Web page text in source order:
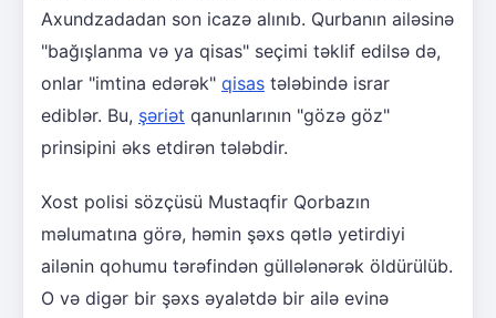
Axundzadadan son icazə alınıb. Qurbanın ailəsinə
"bağışlanma və ya qisas" seçimi təklif edilsə də,
onlar "imtina edərək" qisas tələbində israr
ediblər. Bu, şəriət qanunlarının "gözə göz"
prinsipini əks etdirən tələbdir.
Xost polisi sözçüsü Mustaqfir Qorbazın
məlumatına görə, həmin şəxs qətlə yetirdiyi
ailənin qohumu tərəfindən güllələnərək öldürülüb.
O və digər bir şəxs əyalətdə bir ailə evinə